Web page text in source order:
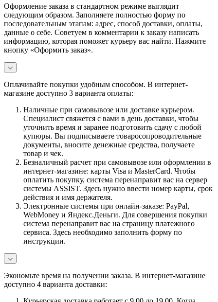
Оформление заказа в стандартном режиме выглядит
следующим образом. Заполняете полностью форму по
последовательным этапам: адрес, способ доставки, оплаты,
данные о себе. Советуем в комментарии к заказу написать
информацию, которая поможет курьеру вас найти. Нажмите
кнопку «Оформить заказ».
Оплачивайте покупки удобным способом. В интернет-
магазине доступно 3 варианта оплаты:
Наличные при самовывозе или доставке курьером.
Специалист свяжется с вами в день доставки, чтобы
уточнить время и заранее подготовить сдачу с любой
купюры. Вы подписываете товаросопроводительные
документы, вносите денежные средства, получаете
товар и чек.
Безналичный расчет при самовывозе или оформлении в
интернет-магазине: карты Visa и MasterCard. Чтобы
оплатить покупку, система перенаправит вас на сервер
системы ASSIST. Здесь нужно ввести номер карты, срок
действия и имя держателя.
Электронные системы при онлайн-заказе: PayPal,
WebMoney и Яндекс.Деньги. Для совершения покупки
система перенаправит вас на страницу платежного
сервиса. Здесь необходимо заполнить форму по
инструкции.
Экономьте время на получении заказа. В интернет-магазине
доступно 4 варианта доставки: